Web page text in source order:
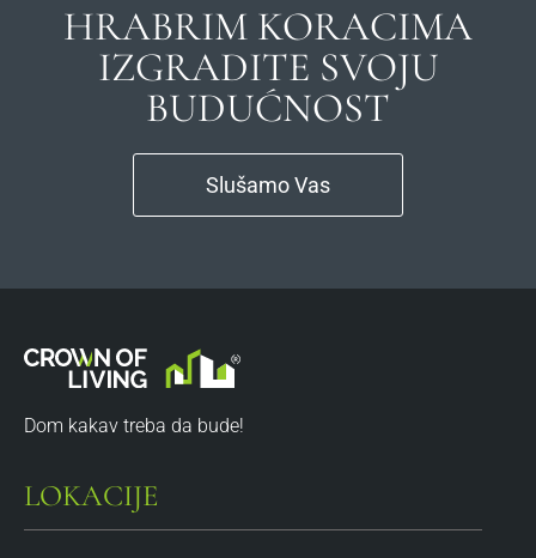
HRABRIM KORACIMA
IZGRADITE SVOJU
BUDUĆNOST
Slušamo Vas
Dom kakav treba da bude!
LOKACIJE